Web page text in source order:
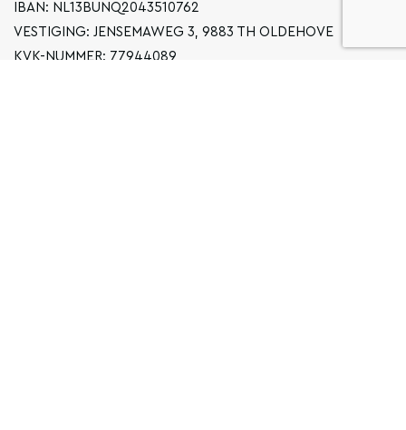
IBAN: NL13BUNQ2043510762
VESTIGING: JENSEMAWEG 3, 9883 TH OLDEHOVE
KVK-NUMMER: 77944089